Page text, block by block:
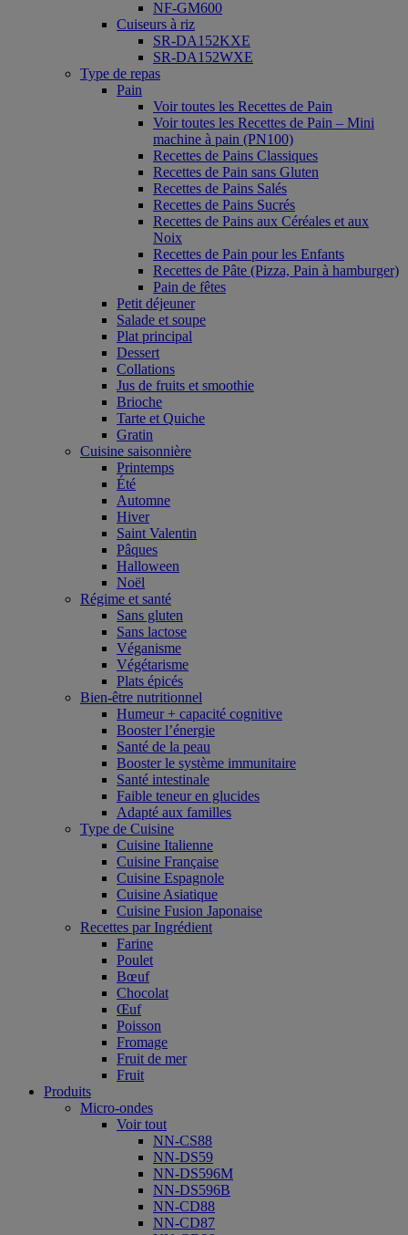
NF-GM600
Cuiseurs à riz
SR-DA152KXE
SR-DA152WXE
Type de repas
Pain
Voir toutes les Recettes de Pain
Voir toutes les Recettes de Pain – Mini
machine à pain (PN100)
Recettes de Pains Classiques
Recettes de Pain sans Gluten
Recettes de Pains Salés
Recettes de Pains Sucrés
Recettes de Pains aux Céréales et aux
Noix
Recettes de Pain pour les Enfants
Recettes de Pâte (Pizza, Pain à hamburger)
Pain de fêtes
Petit déjeuner
Salade et soupe
Plat principal
Dessert
Collations
Jus de fruits et smoothie
Brioche
Tarte et Quiche
Gratin
Cuisine saisonnière
Printemps
Été
Automne
Hiver
Saint Valentin
Pâques
Halloween
Noël
Régime et santé
Sans gluten
Sans lactose
Véganisme
Végétarisme
Plats épicés
Bien-être nutritionnel
Humeur + capacité cognitive
Booster l’énergie
Santé de la peau
Booster le système immunitaire
Santé intestinale
Faible teneur en glucides
Adapté aux familles
Type de Cuisine
Cuisine Italienne
Cuisine Française
Cuisine Espagnole
Cuisine Asiatique
Cuisine Fusion Japonaise
Recettes par Ingrédient
Farine
Poulet
Bœuf
Chocolat
Œuf
Poisson
Fromage
Fruit de mer
Fruit
Produits
Micro-ondes
Voir tout
NN-CS88
NN-DS59
NN-DS596M
NN-DS596B
NN-CD88
NN-CD87